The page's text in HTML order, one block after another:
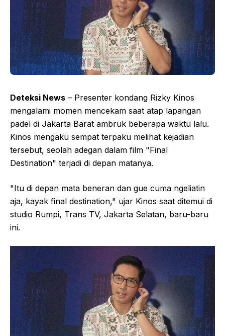
Deteksi News – Presenter kondang Rizky Kinos
mengalami momen mencekam saat atap lapangan
padel di Jakarta Barat ambruk beberapa waktu lalu.
Kinos mengaku sempat terpaku melihat kejadian
tersebut, seolah adegan dalam film "Final
Destination" terjadi di depan matanya.
"Itu di depan mata beneran dan gue cuma ngeliatin
aja, kayak final destination," ujar Kinos saat ditemui di
studio Rumpi, Trans TV, Jakarta Selatan, baru-baru
ini.